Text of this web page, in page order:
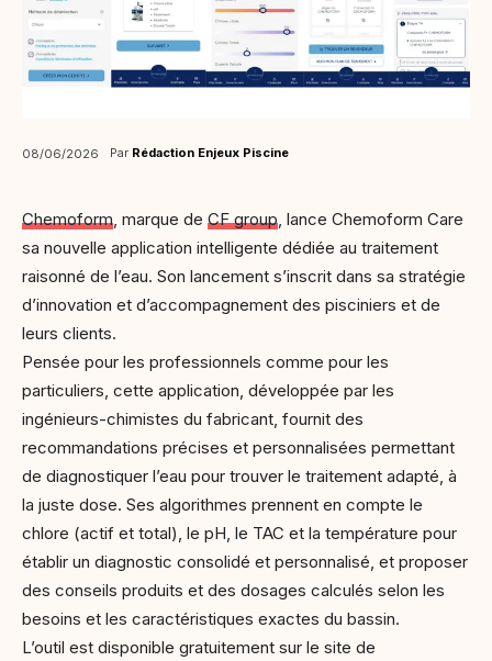
08/06/2026 Par Rédaction Enjeux Piscine
Chemoform , marque de CF group , lance Chemoform Care
sa nouvelle application intelligente dédiée au traitement
raisonné de l’eau. Son lancement s’inscrit dans sa stratégie
d’innovation et d’accompagnement des pisciniers et de
leurs clients.
Pensée pour les professionnels comme pour les
particuliers, cette application, développée par les
ingénieurs-chimistes du fabricant, fournit des
recommandations précises et personnalisées permettant
de diagnostiquer l’eau pour trouver le traitement adapté, à
la juste dose. Ses algorithmes prennent en compte le
chlore (actif et total), le pH, le TAC et la température pour
établir un diagnostic consolidé et personnalisé, et proposer
des conseils produits et des dosages calculés selon les
besoins et les caractéristiques exactes du bassin.
L’outil est disponible gratuitement sur le site de